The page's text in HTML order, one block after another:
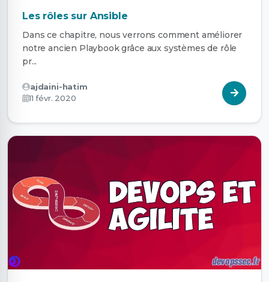
Les rôles sur Ansible
Dans ce chapitre, nous verrons comment améliorer
notre ancien Playbook grâce aux systèmes de rôle
pr...
ajdaini-hatim
11 févr. 2020